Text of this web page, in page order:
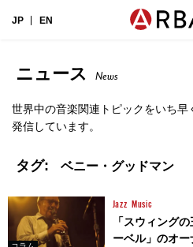
JP EN
ニュース News
世界中の音楽関連トピックをいち早
発信しています。
タグ: ベニー・グッドマン
Jazz Music
「スウィング
ーベル」のオ